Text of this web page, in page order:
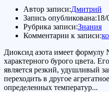
Автор записи:Дмитрий
Запись опубликована:18/
Рубрика записи:Знания
Комментарии к записи:
Диоксид азота имеет формулу
характерного бурого цвета.
является резкий, удушливый
переходить в другое
определенных температур...